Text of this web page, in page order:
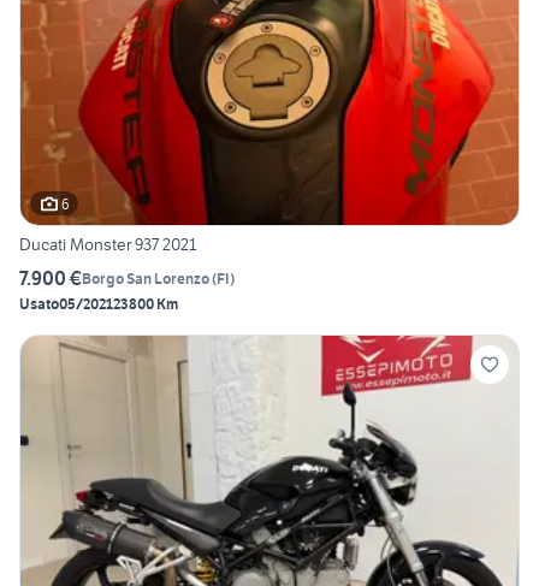
6
Ducati Monster 937 2021
7.900 €Borgo San Lorenzo(FI)
Usato05/202123800 Km